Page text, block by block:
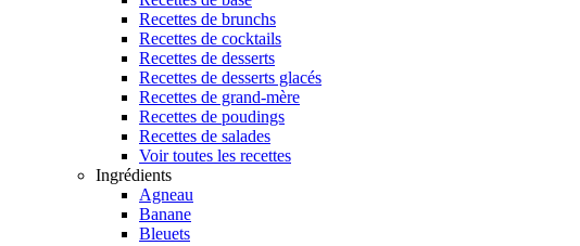
Recettes de brunchs
Recettes de cocktails
Recettes de desserts
Recettes de desserts glacés
Recettes de grand-mère
Recettes de poudings
Recettes de salades
Voir toutes les recettes
Ingrédients
Agneau
Banane
Bleuets